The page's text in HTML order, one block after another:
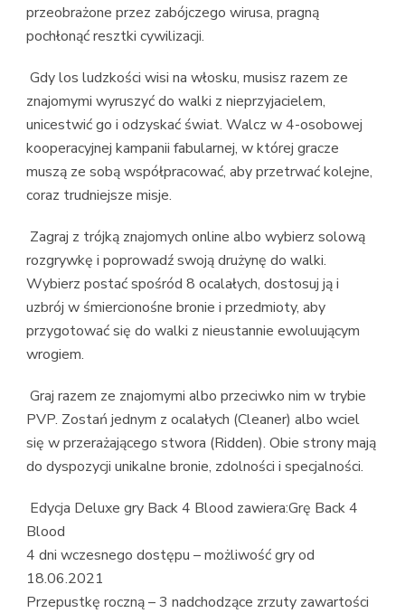
przeobrażone przez zabójczego wirusa, pragną
pochłonąć resztki cywilizacji.
Gdy los ludzkości wisi na włosku, musisz razem ze
znajomymi wyruszyć do walki z nieprzyjacielem,
unicestwić go i odzyskać świat. Walcz w 4-osobowej
kooperacyjnej kampanii fabularnej, w której gracze
muszą ze sobą współpracować, aby przetrwać kolejne,
coraz trudniejsze misje.
Zagraj z trójką znajomych online albo wybierz solową
rozgrywkę i poprowadź swoją drużynę do walki.
Wybierz postać spośród 8 ocalałych, dostosuj ją i
uzbrój w śmiercionośne bronie i przedmioty, aby
przygotować się do walki z nieustannie ewoluującym
wrogiem.
Graj razem ze znajomymi albo przeciwko nim w trybie
PVP. Zostań jednym z ocalałych (Cleaner) albo wciel
się w przerażającego stwora (Ridden). Obie strony mają
do dyspozycji unikalne bronie, zdolności i specjalności.
Edycja Deluxe gry Back 4 Blood zawiera:Grę Back 4
Blood
4 dni wczesnego dostępu – możliwość gry od
18.06.2021
Przepustkę roczną – 3 nadchodzące zrzuty zawartości